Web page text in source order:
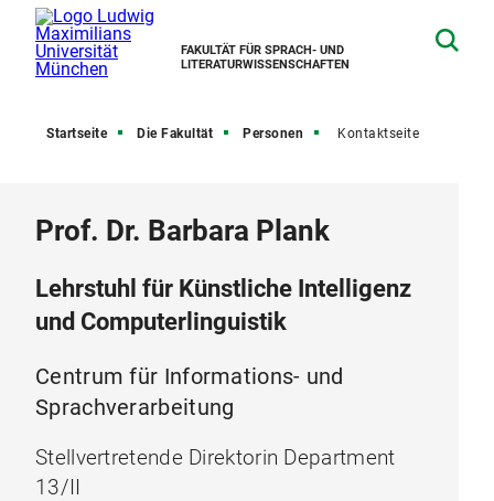
FAKULTÄT FÜR SPRACH- UND
LITERATURWISSENSCHAFTEN
Startseite Die Fakultät Personen Kontaktseite
Prof. Dr. Barbara Plank
Lehrstuhl für Künstliche Intelligenz
und Computerlinguistik
Centrum für Informations- und
Sprachverarbeitung
Stellvertretende Direktorin Department
13/II